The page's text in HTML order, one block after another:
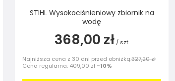
STIHL Wysokociśnieniowy zbiornik na
wodę
368,00 zł / szt.
Najniższa cena z 30 dni przed obniżką:327,20 zł
Cena regularna:409,00 zł -10%